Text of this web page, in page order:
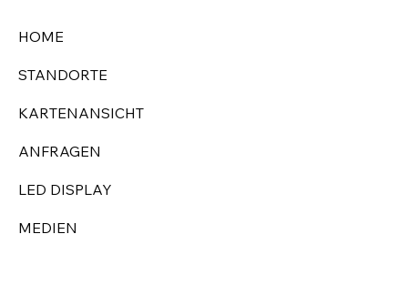
HOME
STANDORTE
KARTENANSICHT
ANFRAGEN
LED DISPLAY
MEDIEN